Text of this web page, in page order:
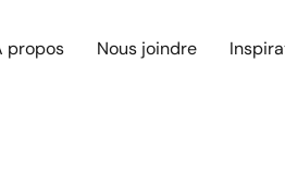
propos Nous joindre